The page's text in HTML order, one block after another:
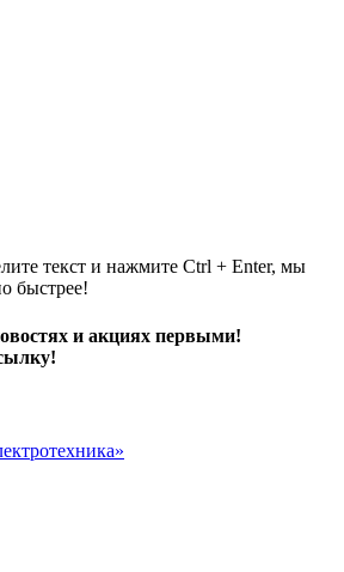
текст и нажмите Ctrl + Enter, мы
быстрее!
и акциях первыми!